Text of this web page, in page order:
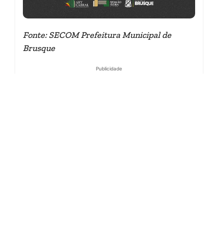
Fonte: SECOM Prefeitura Municipal de
Brusque
Publicidade